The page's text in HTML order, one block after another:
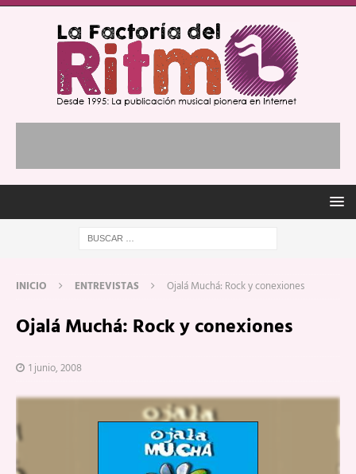
INICIO ENTREVISTAS Ojalá Muchá: Rock y conexiones
Ojalá Muchá: Rock y conexiones
1 junio, 2008